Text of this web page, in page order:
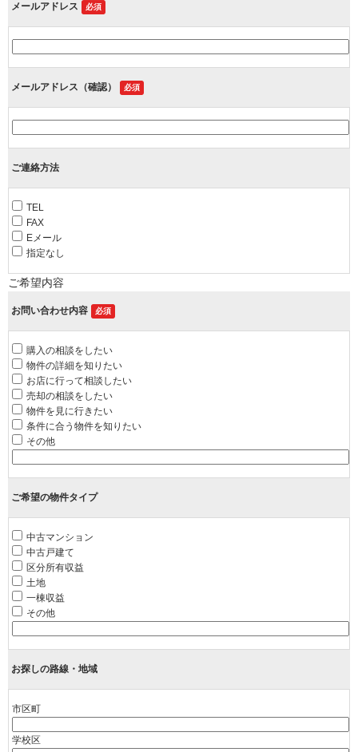
メールアドレス 必須
メールアドレス（確認） 必須
ご連絡方法
TEL
FAX
Eメール
指定なし
ご希望内容
お問い合わせ内容 必須
購入の相談をしたい
物件の詳細を知りたい
お店に行って相談したい
売却の相談をしたい
物件を見に行きたい
条件に合う物件を知りたい
その他
ご希望の物件タイプ
中古マンション
中古戸建て
区分所有収益
土地
一棟収益
その他
お探しの路線・地域
市区町
学校区